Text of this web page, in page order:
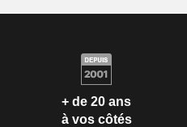
+ de 20 ans
à vos côtés